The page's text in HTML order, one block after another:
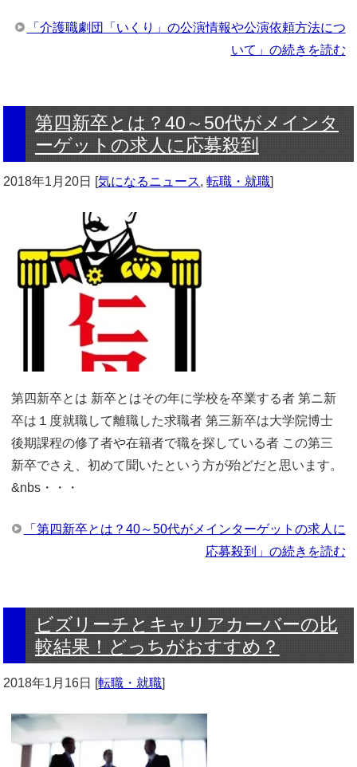
「介護職劇団「いくり」の公演情報や公演依頼方法につ
いて」の続きを読む
第四新卒とは？40～50代がメインタ
ーゲットの求人に応募殺到
2018年1月20日 [気になるニュース,転職・就職]
第四新卒とは 新卒とはその年に学校を卒業する者 第ニ新
卒は１度就職して離職した求職者 第三新卒は大学院博士
後期課程の修了者や在籍者で職を探している者 この第三
新卒でさえ、初めて聞いたという方が殆どだと思います。
&nbs・・・
「第四新卒とは？40～50代がメインターゲットの求人に
応募殺到」の続きを読む
ビズリーチとキャリアカーバーの比
較結果！どっちがおすすめ？
2018年1月16日 [転職・就職]